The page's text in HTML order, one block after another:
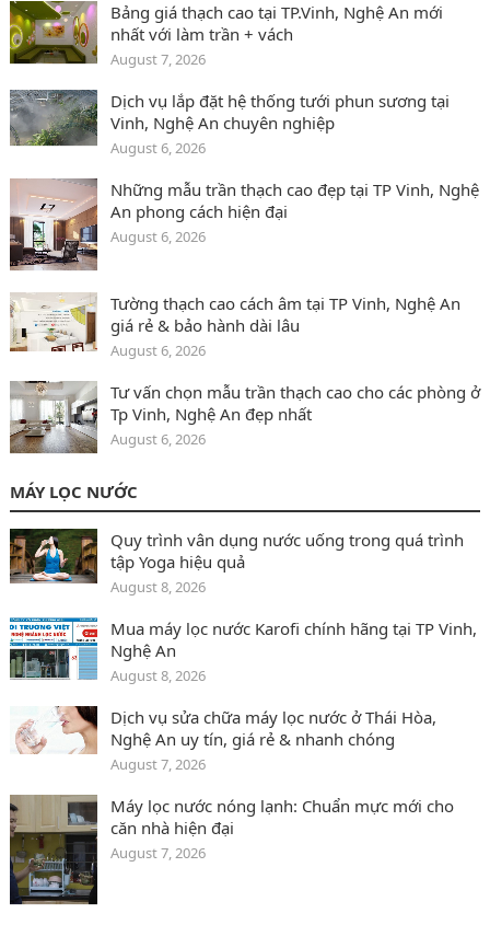
Bảng giá thạch cao tại TP.Vinh, Nghệ An mới
nhất với làm trần + vách
August 7, 2026
Dịch vụ lắp đặt hệ thống tưới phun sương tại
Vinh, Nghệ An chuyên nghiệp
August 6, 2026
Những mẫu trần thạch cao đẹp tại TP Vinh, Nghệ
An phong cách hiện đại
August 6, 2026
Tường thạch cao cách âm tại TP Vinh, Nghệ An
giá rẻ & bảo hành dài lâu
August 6, 2026
Tư vấn chọn mẫu trần thạch cao cho các phòng ở
Tp Vinh, Nghệ An đẹp nhất
August 6, 2026
MÁY LỌC NƯỚC
Quy trình vân dụng nước uống trong quá trình
tập Yoga hiệu quả
August 8, 2026
Mua máy lọc nước Karofi chính hãng tại TP Vinh,
Nghệ An
August 8, 2026
Dịch vụ sửa chữa máy lọc nước ở Thái Hòa‎,
Nghệ An uy tín, giá rẻ & nhanh chóng
August 7, 2026
Máy lọc nước nóng lạnh: Chuẩn mực mới cho
căn nhà hiện đại
August 7, 2026